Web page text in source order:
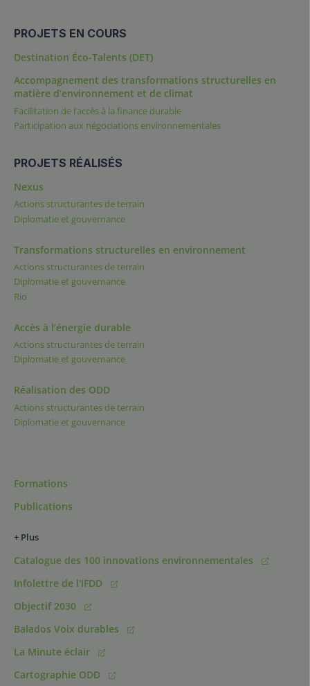
PROJETS EN COURS
Destination Éco-Talents (DET)
Accompagnement des transformations structurelles en
matière d’environnement et de climat
Facilitation de l’accès à la finance durable
Participation aux négociations environnementales
PROJETS RÉALISÉS
Nexus
Actions structurantes de terrain
Diplomatie et gouvernance
Transformations structurelles en environnement
Actions structurantes de terrain
Diplomatie et gouvernance
Rio
Accès à l’énergie durable
Actions structurantes de terrain
Diplomatie et gouvernance
Réalisation des ODD
Actions structurantes de terrain
Diplomatie et gouvernance
Formations
Publications
+ Plus
Catalogue des 100 innovations environnementales
Infolettre de l'IFDD
Objectif 2030
Balados Voix durables
La Minute éclair
Cartographie ODD